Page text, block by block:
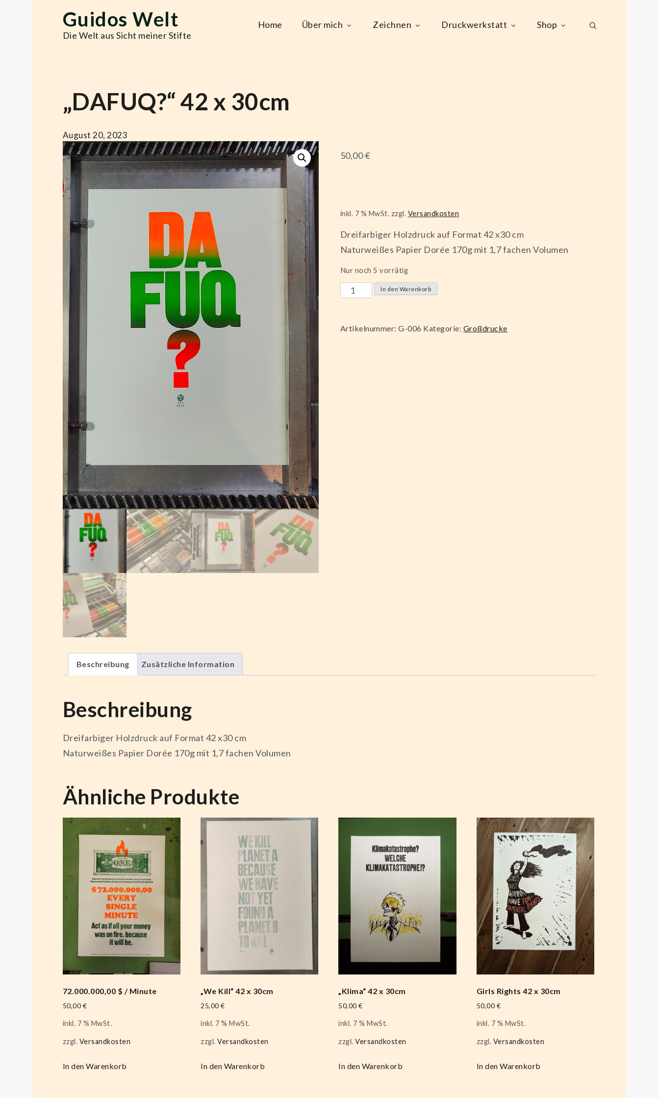
Guidos Welt
Die Welt aus Sicht meiner Stifte
Home Über mich Zeichnen Druckwerkstatt Shop
„DAFUQ?“ 42 x 30cm
August 20, 2023
50,00€
inkl. 7 % MwSt. zzgl. Versandkosten
Dreifarbiger Holzdruck auf Format 42 x30 cm
Naturweißes Papier Dorée 170g mit 1,7 fachen Volumen
Nur noch 5 vorrätig
"DAFUQ?"
30cm
In den Warenkorb
Artikelnummer:G-006 Kategorie: Großdrucke
Beschreibung Zusätzliche Information
Beschreibung
Dreifarbiger Holzdruck auf Format 42 x30 cm
Naturweißes Papier Dorée 170g mit 1,7 fachen Volumen
Ähnliche Produkte
72.000.000,00 $ / Minute
50,00 €
inkl. 7 % MwSt.
zzgl. Versandkosten
In den Warenkorb
„We Kill“ 42 x 30cm
25,00€
inkl. 7 % MwSt.
zzgl.Versandkosten
In den Warenkorb
„Klima“ 42 x 30cm
50,00€
inkl. 7 % MwSt.
zzgl.Versandkosten
In den Warenkorb
Girls Rights 42 x 30cm
50,00 €
inkl. 7 % MwSt.
zzgl. Versandkosten
In den Warenkorb